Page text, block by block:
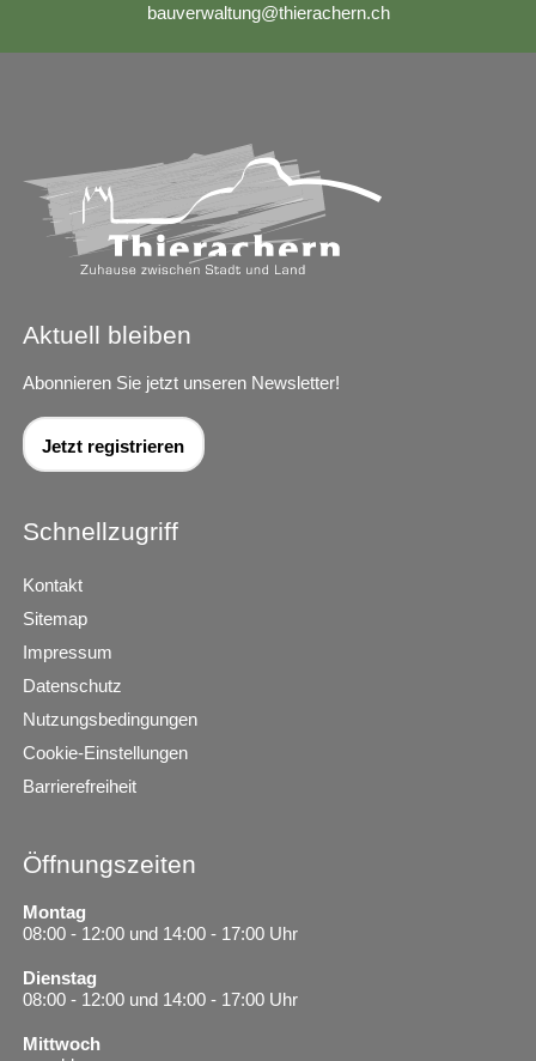
b
v rw lt ng th r ch rn ch
Aktuell bleiben
Abonnieren Sie jetzt unseren Newsletter!
Jetzt registrieren
Schnellzugriff
Kontakt
Sitemap
Impressum
Datenschutz
Nutzungsbedingungen
Cookie-Einstellungen
Barrierefreiheit
Öffnungszeiten
Montag
08:00 - 12:00 und 14:00 - 17:00 Uhr
Dienstag
08:00 - 12:00 und 14:00 - 17:00 Uhr
Mittwoch